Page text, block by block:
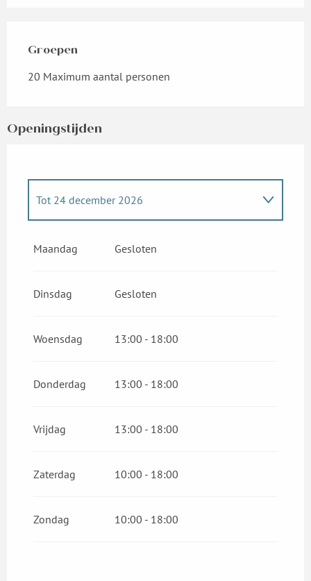
Groepen
Groepen
20 Maximum aantal personen
Openingstijden
Tot 24 december 2026
2026
Maandag Gesloten
Dinsdag Gesloten
Woensdag 13:00 - 18:00
Donderdag 13:00 - 18:00
Vrijdag 13:00 - 18:00
Zaterdag 10:00 - 18:00
Zondag 10:00 - 18:00